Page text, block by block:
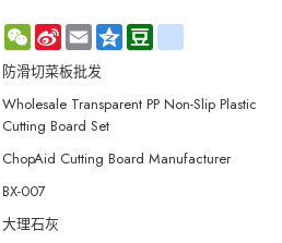
WeChat
Sina
Weibo
Email Qzone
防滑切菜板批发
Wholesale Transparent PP Non-Slip Plastic
Cutting Board Set
ChopAid Cutting Board Manufacturer
BX-007
大理石灰